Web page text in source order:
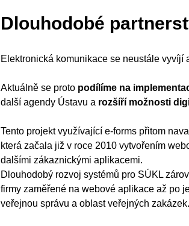
Dlouhodobé
Elektronická komunikace se neustále vyvíjí
Aktuálně se proto podílíme na
další agendy Ústavu a rozšíří možnosti
Tento projekt využívající e-forms přitom
která začala již v roce 2010 vytvořením
dalšími zákaznickými aplikacemi.
Dlouhodobý rozvoj systémů pro SÚKL
firmy zaměřené na webové aplikace až po
veřejnou správu a oblast veřejných zakázek.